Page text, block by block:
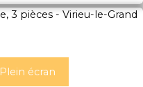
Plein écran